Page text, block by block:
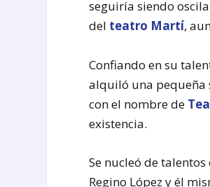
seguiría siendo
del teatro Martí,
Confiando en su
alquiló una pequeña
con el nombre de
existencia.
Se nucleó de
Regino López y él